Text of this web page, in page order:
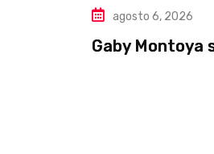
agosto 6, 2026
Gaby Montoya